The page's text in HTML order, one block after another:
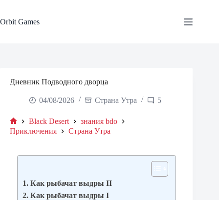
content
Orbit Games
Дневник Подводного дворца
04/08/2026 Страна Утра 5
Home
Black Desert
знания bdo
Приключения
Страна Утра
1. Как рыбачат выдры II
2. Как рыбачат выдры I